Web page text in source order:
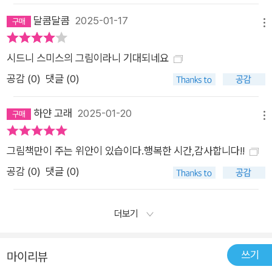
달콤달콤 2025-01-17
시드니 스미스의 그림이라니 기대되네요
공감 (0) 댓글 (0)
하얀 고래 2025-01-20
그림책만이 주는 위안이 있습이다.행복한 시간,감사합니다!!
공감 (0) 댓글 (0)
더보기
마이리뷰 쓰기